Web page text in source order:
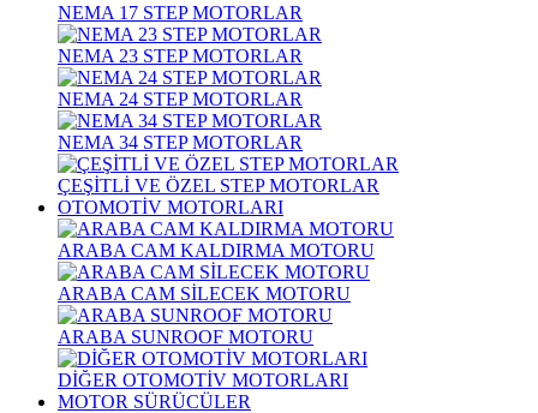
NEMA 17 STEP MOTORLAR
NEMA 23 STEP MOTORLAR
NEMA 24 STEP MOTORLAR
NEMA 34 STEP MOTORLAR
ÇEŞİTLİ VE ÖZEL STEP MOTORLAR
OTOMOTİV MOTORLARI
ARABA CAM KALDIRMA MOTORU
ARABA CAM SİLECEK MOTORU
ARABA SUNROOF MOTORU
DİĞER OTOMOTİV MOTORLARI
MOTOR SÜRÜCÜLER